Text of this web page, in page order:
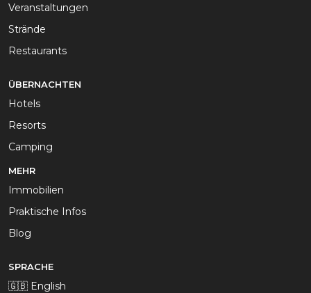
Veranstaltungen
Strände
Restaurants
ÜBERNACHTEN
Hotels
Resorts
Camping
MEHR
Immobilien
Praktische Infos
Blog
SPRACHE
🇬🇧 English